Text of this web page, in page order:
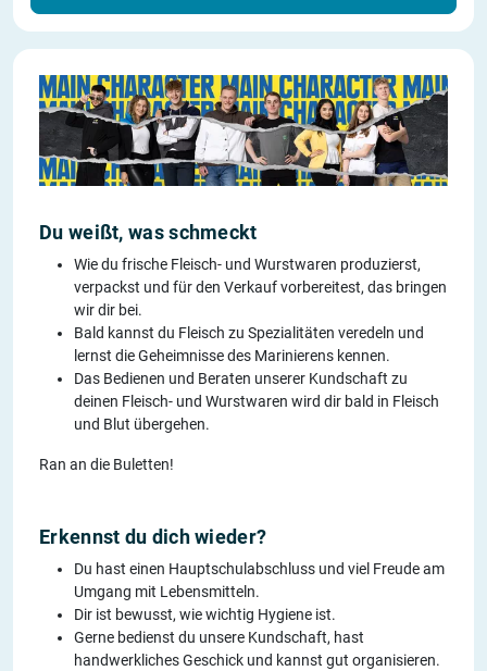
Du weißt, was schmeckt
Wie du frische Fleisch- und Wurstwaren produzierst,
verpackst und für den Verkauf vorbereitest, das bringen
wir dir bei.
Bald kannst du Fleisch zu Spezialitäten veredeln und
lernst die Geheimnisse des Marinierens kennen.
Das Bedienen und Beraten unserer Kundschaft zu
deinen Fleisch- und Wurstwaren wird dir bald in Fleisch
und Blut übergehen.
Ran an die Buletten!
Erkennst du dich wieder?
Du hast einen Hauptschulabschluss und viel Freude am
Umgang mit Lebensmitteln.
Dir ist bewusst, wie wichtig Hygiene ist.
Gerne bedienst du unsere Kundschaft, hast
handwerkliches Geschick und kannst gut organisieren.